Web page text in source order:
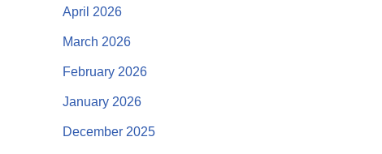
April 2026
March 2026
February 2026
January 2026
December 2025